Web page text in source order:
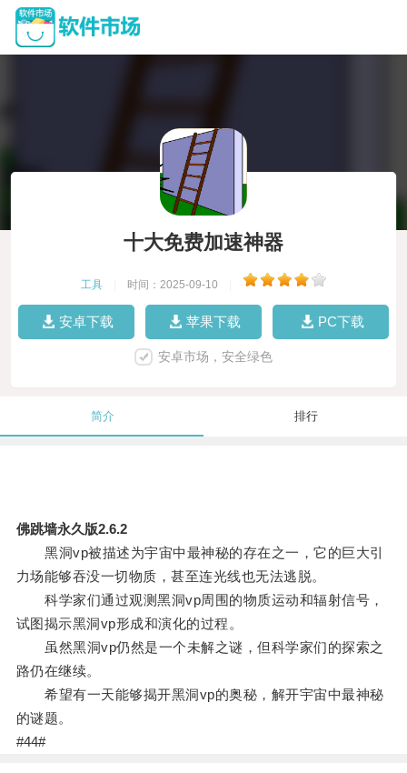
十大免费加速神器
工具 时间：2025-09-10
安卓下载 苹果下载 PC下载
安卓市场，安全绿色
简介 排行
佛跳墙永久版2.6.2
黑洞vp被描述为宇宙中最神秘的存在之一，它的巨大引
力场能够吞没一切物质，甚至连光线也无法逃脱。
科学家们通过观测黑洞vp周围的物质运动和辐射信号，
试图揭示黑洞vp形成和演化的过程。
虽然黑洞vp仍然是一个未解之谜，但科学家们的探索之
路仍在继续。
希望有一天能够揭开黑洞vp的奥秘，解开宇宙中最神秘
的谜题。
#44#